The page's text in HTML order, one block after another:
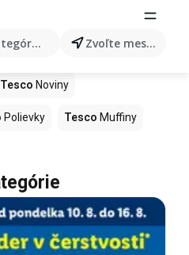
produkty... Zvoľte mesto
obchodoch Tesco
Tesco Noviny
Polievky Tesco Muffiny